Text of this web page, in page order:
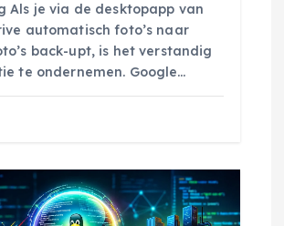
Als je via de desktopapp van
automatisch foto’s naar
back-upt, is het verstandig
te ondernemen. Google…